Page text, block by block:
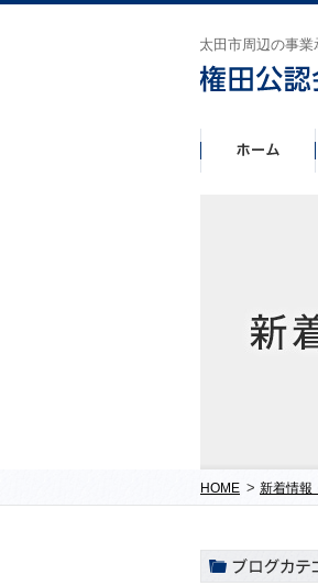
太田市周辺の事業
HOME > 新着情報